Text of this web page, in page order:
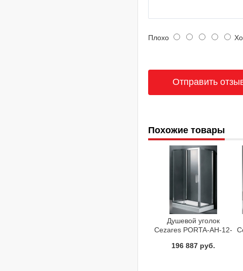
Плохо
Похожие товары
Душевой уголок
Cezares PORTA-AH-12-
196 887 руб.